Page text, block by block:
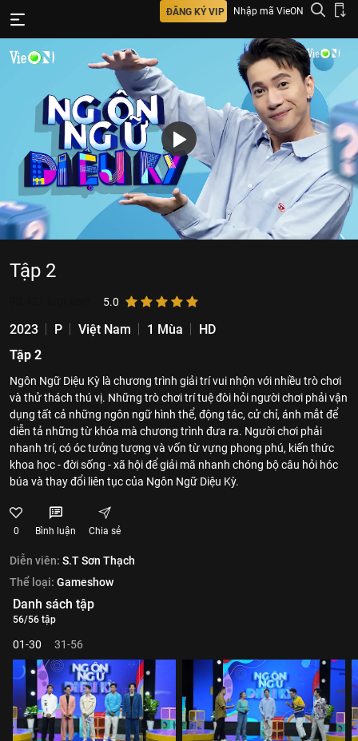
ĐĂNG KÝ VIP Nhập mã VieON
Tập 2
5.0
2023 P Việt Nam 1 Mùa
HD
Tập 2
Ngôn Ngữ Diệu Kỳ là chương trình giải trí vui nhộn với nhiều trò chơi
và thử thách thú vị. Những trò chơi trí tuệ đòi hỏi người chơi phải vận
dụng tất cả những ngôn ngữ hình thể, động tác, cử chỉ, ánh mắt để
diễn tả những từ khóa mà chương trình đưa ra. Người chơi phải
nhanh trí, có óc tưởng tượng và vốn từ vựng phong phú, kiến thức
khoa học - đời sống - xã hội để giải mã nhanh chóng bộ câu hỏi hóc
búa và thay đổi liên tục của Ngôn Ngữ Diệu Kỳ.
0 Bình luận Chia sẻ
Diễn viên: S.T Sơn Thạch
Thể loại: Gameshow
Danh sách tập
56/56 tập
01-30 31-56